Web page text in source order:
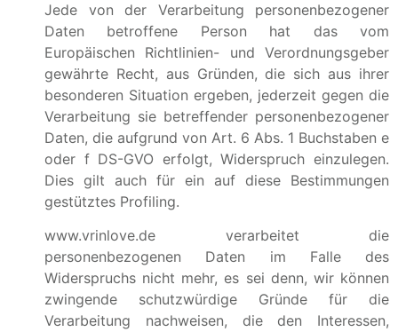
Jede von der Verarbeitung personenbezogener
Daten betroffene Person hat das vom
Europäischen Richtlinien- und Verordnungsgeber
gewährte Recht, aus Gründen, die sich aus ihrer
besonderen Situation ergeben, jederzeit gegen die
Verarbeitung sie betreffender personenbezogener
Daten, die aufgrund von Art. 6 Abs. 1 Buchstaben e
oder f DS-GVO erfolgt, Widerspruch einzulegen.
Dies gilt auch für ein auf diese Bestimmungen
gestütztes Profiling.
www.vrinlove.de verarbeitet die
personenbezogenen Daten im Falle des
Widerspruchs nicht mehr, es sei denn, wir können
zwingende schutzwürdige Gründe für die
Verarbeitung nachweisen, die den Interessen,